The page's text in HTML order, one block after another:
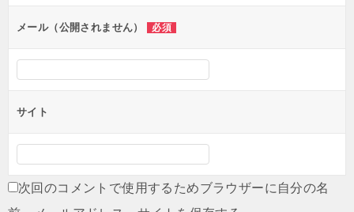
メール（公開されません） 必須
サイト
次回のコメントで使用するためブラウザーに自分の名